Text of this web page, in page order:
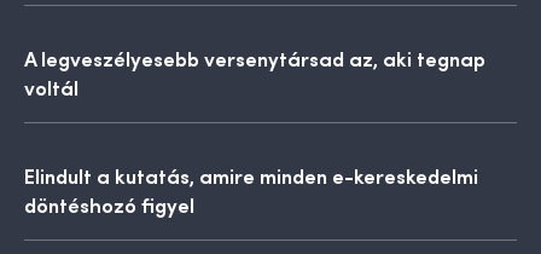
A legveszélyesebb versenytársad az, aki tegnap
voltál
Elindult a kutatás, amire minden e-kereskedelmi
döntéshozó figyel